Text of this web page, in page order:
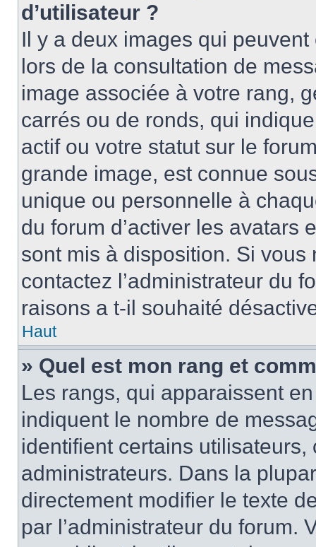
d’utilisateur ?
Il y a deux images qui
lors de la consultation de
image associée à votre rang,
carrés ou de ronds, qui
actif ou votre statut sur le
grande image, est connue
unique ou personnelle à
du forum d’activer les avatars
sont mis à disposition. Si vous
contactez l’administrateur du
raisons a t-il souhaité
Haut
» Quel est mon rang et
Les rangs, qui apparaissent
indiquent le nombre de
identifient certains
administrateurs. Dans la
directement modifier le texte
par l’administrateur du forum.